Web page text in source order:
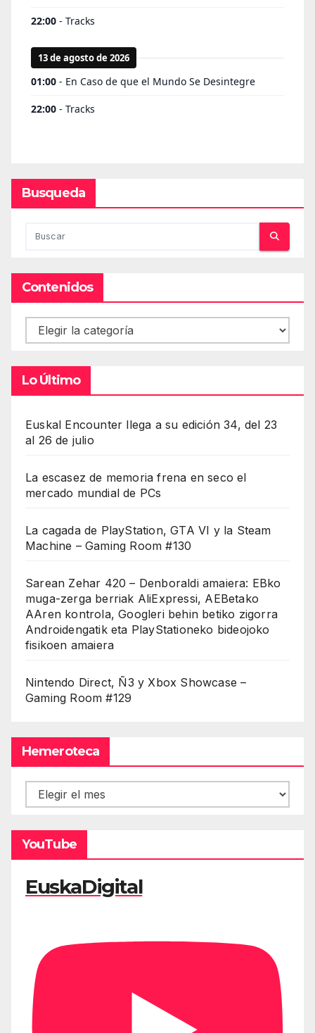
Busqueda
Contenidos
Contenidos
Lo Último
Euskal Encounter llega a su edición 34, del 23
al 26 de julio
La escasez de memoria frena en seco el
mercado mundial de PCs
La cagada de PlayStation, GTA VI y la Steam
Machine – Gaming Room #130
Sarean Zehar 420 – Denboraldi amaiera: EBko
muga-zerga berriak AliExpressi, AEBetako
AAren kontrola, Googleri behin betiko zigorra
Androidengatik eta PlayStationeko bideojoko
fisikoen amaiera
Nintendo Direct, Ñ3 y Xbox Showcase –
Gaming Room #129
Hemeroteca
Hemeroteca
YouTube
EuskaDigital